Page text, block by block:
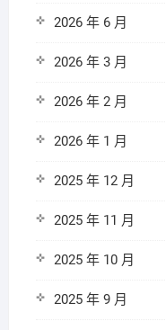
2026 年 6 月
2026 年 3 月
2026 年 2 月
2026 年 1 月
2025 年 12 月
2025 年 11 月
2025 年 10 月
2025 年 9 月